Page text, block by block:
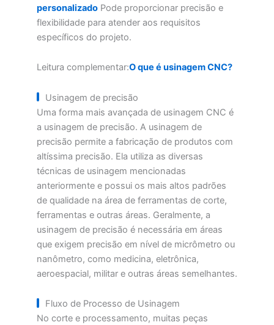
personalizado Pode proporcionar precisão e
flexibilidade para atender aos requisitos
específicos do projeto.
Leitura complementar:O que é usinagem CNC?
Usinagem de precisão
Uma forma mais avançada de usinagem CNC é
a usinagem de precisão. A usinagem de
precisão permite a fabricação de produtos com
altíssima precisão. Ela utiliza as diversas
técnicas de usinagem mencionadas
anteriormente e possui os mais altos padrões
de qualidade na área de ferramentas de corte,
ferramentas e outras áreas. Geralmente, a
usinagem de precisão é necessária em áreas
que exigem precisão em nível de micrômetro ou
nanômetro, como medicina, eletrônica,
aeroespacial, militar e outras áreas semelhantes.
Fluxo de Processo de Usinagem
No corte e processamento, muitas peças